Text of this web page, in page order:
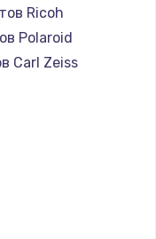
Ricoh
Polaroid
Carl Zeiss
LUMIX
Kodak